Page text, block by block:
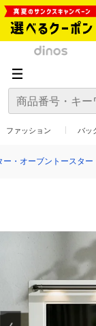
ファッション バッ
ー・オーブントースター